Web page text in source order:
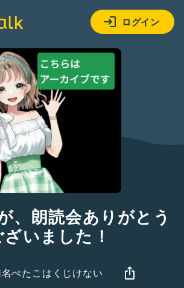
ログイン
、朗読会ありがとう
ざいました！
名ぺたこはくじけない